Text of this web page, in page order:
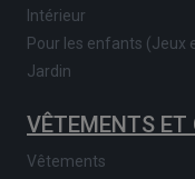
Intérieur
Pour les enfants (Jeux
Jardin
VÊTEMENTS ET
Vêtements